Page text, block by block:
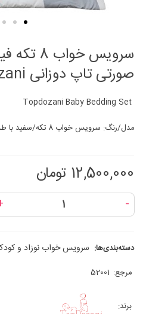
سرویس
صورتی تاپ دوزانی Topdozani
مدل/رنگ: سرویس خواب 8 تکه/سفید با طرح فیل و بادکنک صورتی
12,500,000 تومان
-
دسته‌بندی‌ها: سرویس خواب نوزاد و
مرجع: 52001
برند: